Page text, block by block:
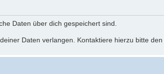
Daten über dich gespeichert sind.
Daten verlangen. Kontaktiere hierzu bitte den